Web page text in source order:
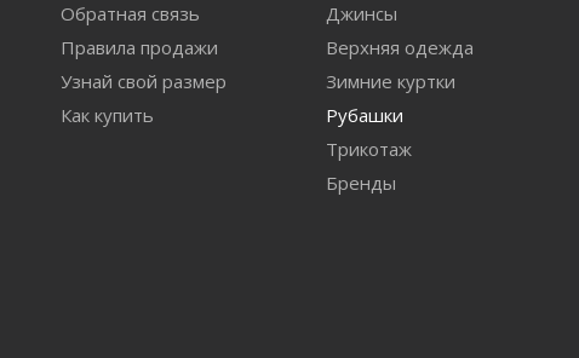
Обратная связь
Правила продажи
Узнай свой размер
Как купить
Джинсы
Верхняя одежда
Зимние куртки
Рубашки
Трикотаж
Бренды